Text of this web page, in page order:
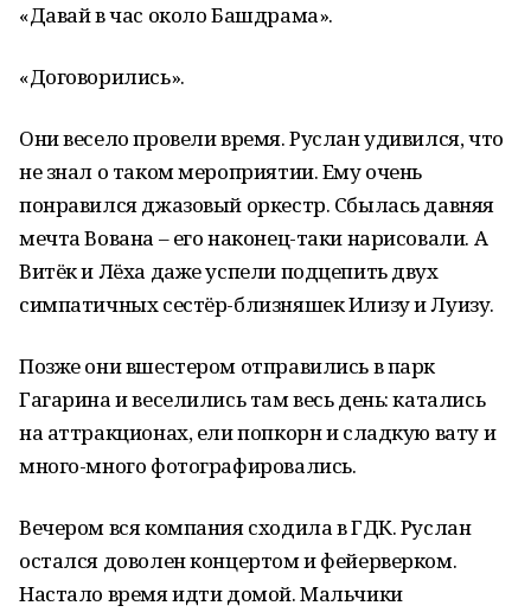
«Давай в час около Башдрама».
«Договорились».
Они весело провели время. Руслан удивился, что
не знал о таком мероприятии. Ему очень
понравился джазовый оркестр. Сбылась давняя
мечта Вована – его наконец-таки нарисовали. А
Витёк и Лёха даже успели подцепить двух
симпатичных сестёр-близняшек Илизу и Луизу.
Позже они вшестером отправились в парк
Гагарина и веселились там весь день: катались
на аттракционах, ели попкорн и сладкую вату и
много-много фотографировались.
Вечером вся компания сходила в ГДК. Руслан
остался доволен концертом и фейерверком.
Настало время идти домой. Мальчики